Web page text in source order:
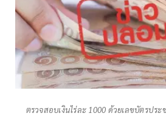
ตรวจสอบเงินไร่ละ 1000 ด้วยเลขบัตรประ